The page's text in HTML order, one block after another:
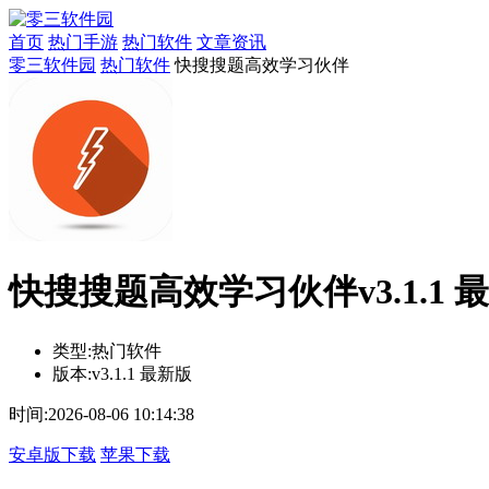
首页 热门手游 热门软件 文章资讯
零三软件园 热门软件快搜搜题高效学习伙伴
快搜搜题高效学习伙伴v3.1.1
类型:热门软件
版本:v3.1.1 最新版
时间:2026-08-06 10:14:38
安卓版下载 苹果下载